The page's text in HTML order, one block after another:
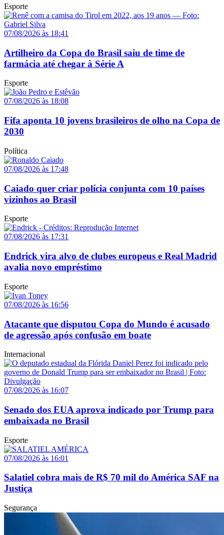
Esporte
07/08/2026 às 18:41
Artilheiro da Copa do Brasil saiu de time de
farmácia até chegar à Série A
Esporte
07/08/2026 às 18:08
Fifa aponta 10 jovens brasileiros de olho na Copa de
2030
Política
07/08/2026 às 17:48
Caiado quer criar polícia conjunta com 10 países
vizinhos ao Brasil
Esporte
07/08/2026 às 17:31
Endrick vira alvo de clubes europeus e Real Madrid
avalia novo empréstimo
Esporte
07/08/2026 às 16:56
Atacante que disputou Copa do Mundo é acusado
de agressão após confusão em boate
Internacional
07/08/2026 às 16:07
Senado dos EUA aprova indicado por Trump para
embaixada no Brasil
Esporte
07/08/2026 às 16:01
Salatiel cobra mais de R$ 70 mil do América SAF na
Justiça
Segurança